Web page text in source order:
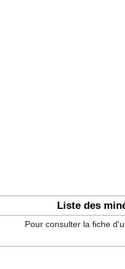
Liste des
Pour consulter la fiche